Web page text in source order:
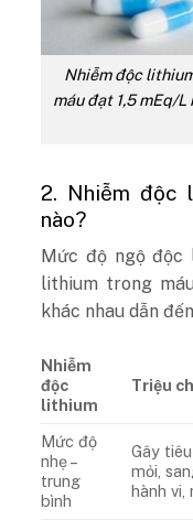
Nhiễm độc
máu đạt 1,5 mEq/L
2. Nhiễm độc
nào?
Mức độ ngộ độc
lithium trong
khác nhau dẫn
Nhiễm
độc
lithium
Triệu
Mức độ
nhẹ –
trung
bình
Gây
mỏi,
hành vi,